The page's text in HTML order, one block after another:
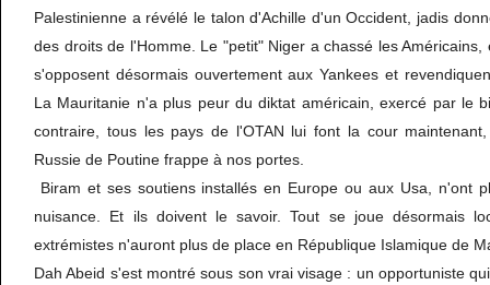
Palestinienne a révélé le talon d'Achille d'un Occident, jadis
des droits de l'Homme. Le "petit" Niger a chassé les
s'opposent désormais ouvertement aux Yankees et
La Mauritanie n'a plus peur du diktat américain, exercé par le
contraire, tous les pays de l'OTAN lui font la cour
Russie de Poutine frappe à nos portes.
Biram et ses soutiens installés en Europe ou aux Usa, n'ont
nuisance. Et ils doivent le savoir. Tout se joue désormais
extrémistes n'auront plus de place en République Islamique de
Dah Abeid s'est montré sous son vrai visage : un opportuniste